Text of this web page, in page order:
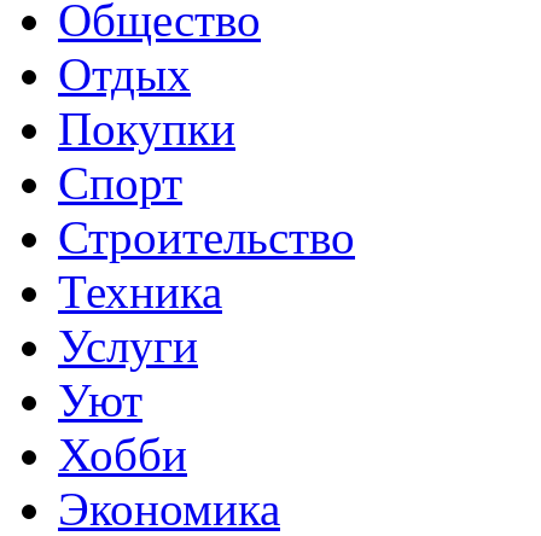
Общество
Отдых
Покупки
Спорт
Строительство
Техника
Услуги
Уют
Хобби
Экономика